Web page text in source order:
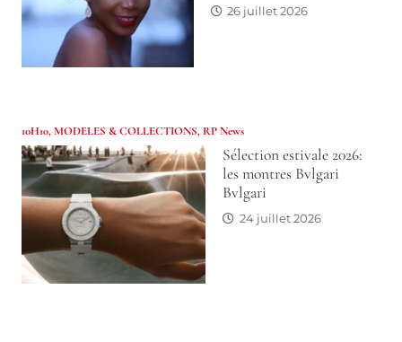
26 juillet 2026
10H10,MODELES & COLLECTIONS, RP News
Sélection estivale 2026:
les montres Bvlgari
Bvlgari
24 juillet 2026